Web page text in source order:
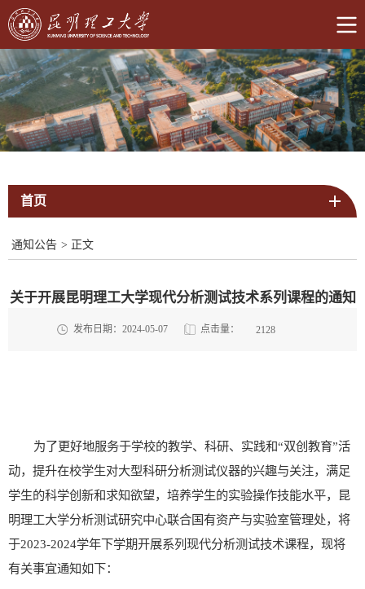
首页
通知公告 > 正文
关于开展昆明理工大学现代分析测试技术系列课程的通知
发布日期：2024-05-07 点击量： 2128
为了更好地服务于学校的教学、科研、实践和“双创教育”活
动，提升在校学生对大型科研分析测试仪器的兴趣与关注，满足
学生的科学创新和求知欲望，培养学生的实验操作技能水平，昆
明理工大学分析测试研究中心联合国有资产与实验室管理处，将
于2023-2024学年下学期开展系列现代分析测试技术课程，现将
有关事宜通知如下：